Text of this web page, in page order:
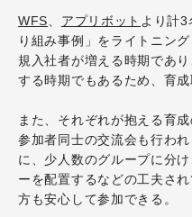
WFS アプリボット より計3
り組み事例」をライトニン
規入社者が増える時期であ
する時期でもあるため、育
また、それぞれが抱える育
参加者同士の交流会も行われ
に、少人数のグループに分
ーを配置するなどの工夫さ
方も安心して参加できる。